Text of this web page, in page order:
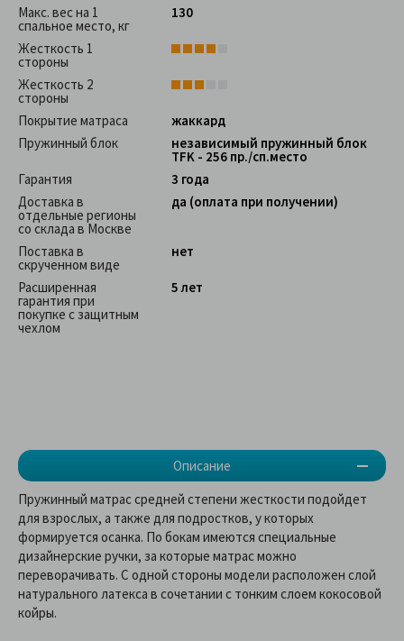
Описание
Макс. вес на 1
спальное место, кг
130
Жесткость 1
стороны
Жесткость 2
стороны
Покрытие матраса
жаккард
Пружинный блок
независимый пружинный блок
TFK - 256 пр./сп.место
Гарантия
3 года
Доставка в
отдельные регионы
со склада в Москве
да (оплата при получении)
Поставка в
скрученном виде
нет
Расширенная
гарантия при
покупке с защитным
чехлом
5 лет
Пружинный матрас средней степени жесткости подойдет
для взрослых, а также для подростков, у которых
формируется осанка. По бокам имеются специальные
дизайнерские ручки, за которые матрас можно
переворачивать. С одной стороны модели расположен слой
натурального латекса в сочетании с тонким слоем кокосовой
койры.